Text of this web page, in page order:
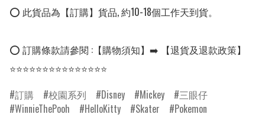
⭕ 此貨品為【訂購】貨品, 約10-18個工作天到貨。
⭕ 訂購條款請參閱 :【購物須知】➡️ 【退貨及退款政策】
⭐⭐⭐⭐⭐⭐⭐⭐⭐⭐⭐⭐⭐⭐⭐
訂購
校園系列 Disney Mickey
三眼仔
WinnieThePooh
HelloKitty Skater Pokemon